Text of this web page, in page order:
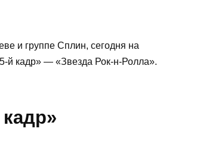
и группе Сплин, сегодня на
й кадр» — «Звезда Рок-н-Ролла».